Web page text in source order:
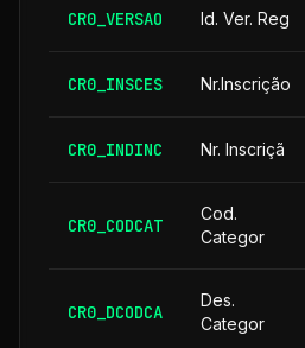
CR0_VERSAO Id. Ver. Reg
CR0_INSCES Nr.Inscrição
CR0_INDINC Nr. Inscriçã
CR0_CODCAT
Cod.
Categor
CR0_DCODCA
Des.
Categor